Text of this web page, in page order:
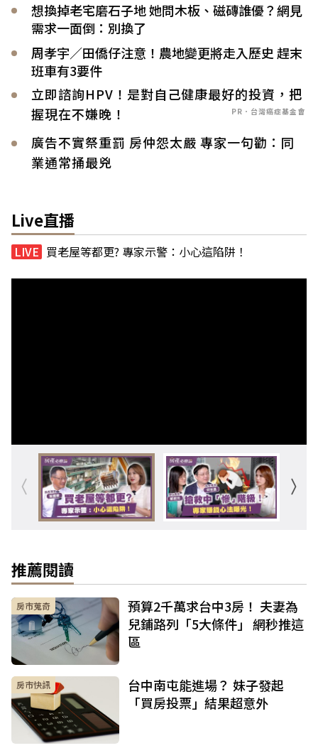
想換掉老宅磨石子地 她問木板、磁磚誰優？網見
需求一面倒：別換了
周孝宇／田僑仔注意！農地變更將走入歷史 趕末
班車有3要件
立即諮詢HPV！是對自己健康最好的投資，把
握現在不嫌晚！
PR．台灣癌症基金會
廣告不實祭重罰 房仲怨太嚴 專家一句勸：同
業通常捅最兇
Live直播
買老屋等都更? 專家示警：小心這陷阱！
推薦閱讀
房市蒐奇
預算2千萬求台中3房！ 夫妻為
兒鋪路列「5大條件」 網秒推這
區
房市快訊
台中南屯能進場？ 妹子發起
「買房投票」結果超意外